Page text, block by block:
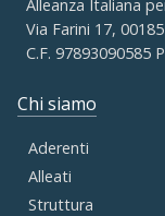
Alleanza Italiana
Via Farini 17,
C.F. 97893090585
Chi siamo
Aderenti
Alleati
Struttura